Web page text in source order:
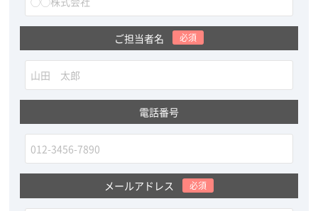
ご担当者名 必須
電話番号
メールアドレス 必須